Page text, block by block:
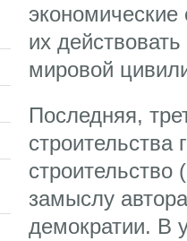
их
мировой
Последняя,
замыслу
демократии. В